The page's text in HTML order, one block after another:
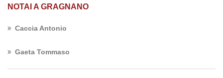
NOTAI A GRAGNANO
Caccia Antonio
Gaeta Tommaso